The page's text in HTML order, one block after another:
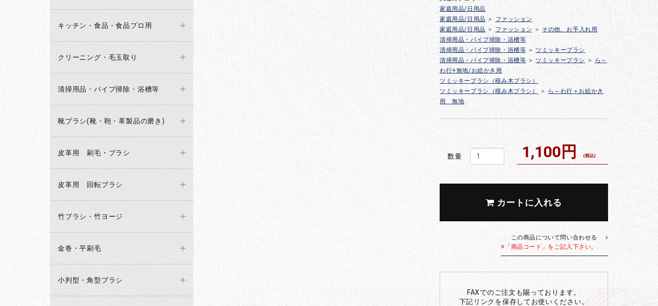
キッチン・食品・食品プロ用
クリーニング・毛玉取り
清掃用品・パイプ掃除・浴槽等
靴ブラシ(靴・鞄・革製品の磨き)
皮革用 刷毛・ブラシ
皮革用 回転ブラシ
竹ブラシ・竹ヨージ
金巻・平刷毛
小判型・角型ブラシ
家庭用品/日用品
家庭用品/日用品 ＞
ファッション
家庭用品/日用品 ＞ ファッション ＞ その他、お手入れ用
清掃用品・パイプ掃除・浴槽等
清掃用品・パイプ掃除・浴槽等 ＞ ツミッキーブラシ
清掃用品・パイプ掃除・浴槽等 ＞ ツミッキーブラシ ＞
ら～
わ行+無地/お絵かき用
ツミッキーブラシ（積み木ブラシ）
ツミッキーブラシ（積み木ブラシ）
＞
ら～わ行＋お絵かき
用 無地
数量 1,100円 (税込)
カートに入れる
この商品について問い合わせる
※「商品コード」をご記入下さい。
FAXでのご注文も賜っております。
下記リンクを保存してお使いください。